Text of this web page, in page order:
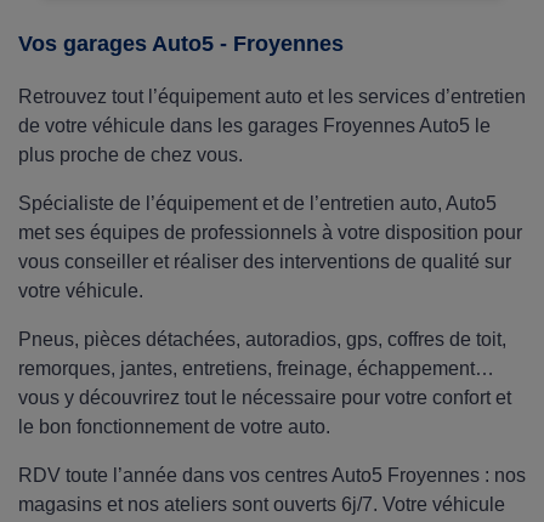
meilleur prix, avec le montage offert en centre !
Vos garages Auto5 - Froyennes
Retrouvez tout l’équipement auto et les services d’entretien
de votre véhicule dans les garages Froyennes Auto5 le
plus proche de chez vous.
Spécialiste de l’équipement et de l’entretien auto, Auto5
met ses équipes de professionnels à votre disposition pour
vous conseiller et réaliser des interventions de qualité sur
votre véhicule.
Pneus, pièces détachées, autoradios, gps, coffres de toit,
remorques, jantes, entretiens, freinage, échappement…
vous y découvrirez tout le nécessaire pour votre confort et
le bon fonctionnement de votre auto.
RDV toute l’année dans vos centres Auto5 Froyennes : nos
magasins et nos ateliers sont ouverts 6j/7. Votre véhicule